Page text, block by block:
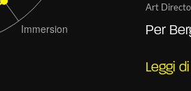
Art
Per
Leggi